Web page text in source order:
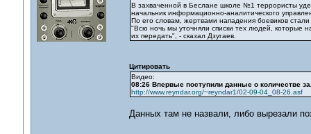
В захваченной в Беслане школе №1 террористы
начальник информационно-аналитического
По его словам, жертвами нападения боевиков
"Всю ночь мы уточняли списки тех людей, которые
их передать", - сказал Дзугаев.
Цитировать
Видео:
08:26 Впервые поступили данные о количестве
http://www.reyndar.org/~reyndar1/02-09-04_08-26.asf
Данных там не назвали, либо вырезали